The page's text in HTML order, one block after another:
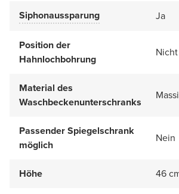
Siphonaussparung Ja
Position der
Hahnlochbohrung
Material des
Waschbeckenunterschranks
Passender Spiegelschrank
möglich
Nein
Höhe 46